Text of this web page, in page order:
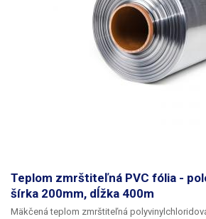
priemer role:
Teplom zmrštiteľná PVC fólia -
šírka 200mm, dĺžka 400m
Mäkčená teplom zmrštiteľná